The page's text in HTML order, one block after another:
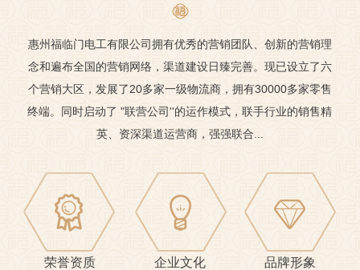
惠州福临门电工有限公司拥有优秀的营销团队、创新的营销理
念和遍布全国的营销网络，渠道建设日臻完善。现已设立了六
个营销大区，发展了20多家一级物流商，拥有30000多家零售
终端。同时启动了 "联营公司''的运作模式，联手行业的销售精
英、资深渠道运营商，强强联合...
荣誉资质 企业文化 品牌形象